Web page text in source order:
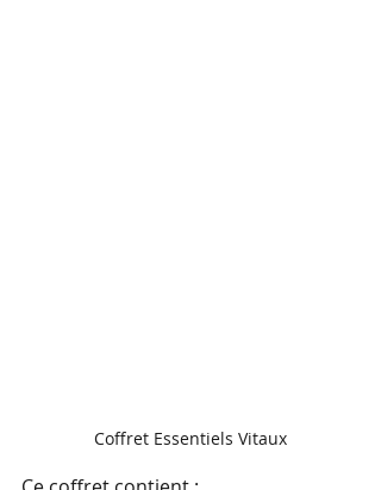
Coffret Essentiels Vitaux